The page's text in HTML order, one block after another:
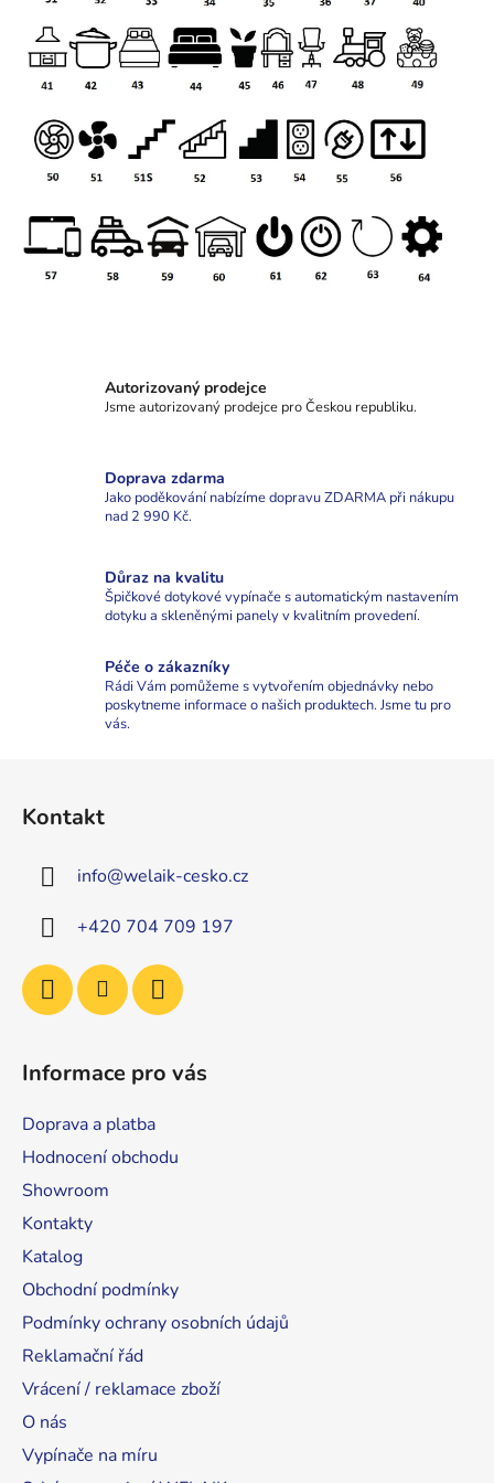
Autorizovaný prodejce
Jsme autorizovaný prodejce pro Českou republiku.
Doprava zdarma
Jako poděkování nabízíme dopravu ZDARMA při nákupu
nad 2 990 Kč.
Důraz na kvalitu
Špičkové dotykové vypínače s automatickým nastavením
dotyku a skleněnými panely v kvalitním provedení.
Péče o zákazníky
Rádi Vám pomůžeme s vytvořením objednávky nebo
poskytneme informace o našich produktech. Jsme tu pro
vás.
Kontakt
info@welaik-cesko.cz
+420 704 709 197
Informace pro vás
Doprava a platba
Hodnocení obchodu
Showroom
Kontakty
Katalog
Obchodní podmínky
Podmínky ochrany osobních údajů
Reklamační řád
Vrácení / reklamace zboží
O nás
Vypínače na míru